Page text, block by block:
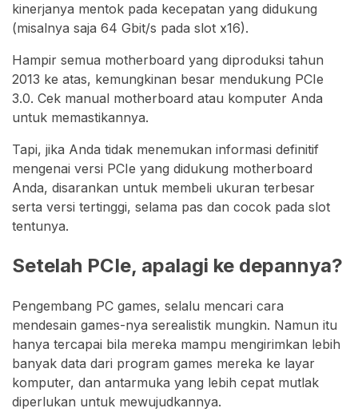
kinerjanya mentok pada kecepatan yang didukung
(misalnya saja 64 Gbit/s pada slot x16).
Hampir semua motherboard yang diproduksi tahun
2013 ke atas, kemungkinan besar mendukung PCIe
3.0. Cek manual motherboard atau komputer Anda
untuk memastikannya.
Tapi, jika Anda tidak menemukan informasi definitif
mengenai versi PCIe yang didukung motherboard
Anda, disarankan untuk membeli ukuran terbesar
serta versi tertinggi, selama pas dan cocok pada slot
tentunya.
Setelah PCIe, apalagi ke depannya?
Pengembang PC games, selalu mencari cara
mendesain games-nya serealistik mungkin. Namun itu
hanya tercapai bila mereka mampu mengirimkan lebih
banyak data dari program games mereka ke layar
komputer, dan antarmuka yang lebih cepat mutlak
diperlukan untuk mewujudkannya.